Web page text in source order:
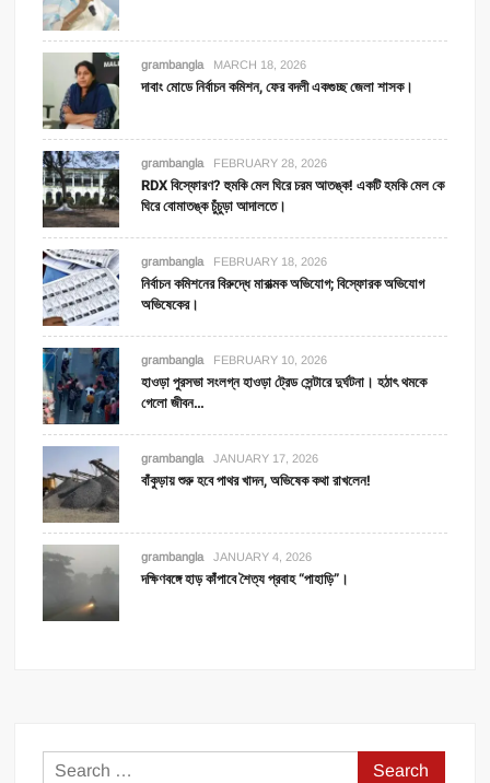
grambangla MARCH 18, 2026
দাবাং মোডে নির্বাচন কমিশন, ফের বদলী একগুচ্ছ জেলা শাসক।
grambangla FEBRUARY 28, 2026
RDX বিস্ফোরণ? হুমকি মেল ঘিরে চরম আতঙ্ক! একটি হমকি মেল কে
ঘিরে বোমাতঙ্ক চুঁচুড়া আদালতে।
grambangla FEBRUARY 18, 2026
নির্বাচন কমিশনের বিরুদ্ধে মারাত্মক অভিযোগ; বিস্ফোরক অভিযোগ
অভিষেকের।
grambangla FEBRUARY 10, 2026
হাওড়া পুরসভা সংলগ্ন হাওড়া ট্রেড সেন্টারে দুর্ঘটনা। হঠাৎ থমকে
গেলো জীবন…
grambangla JANUARY 17, 2026
বাঁকুড়ায় শুরু হবে পাথর খাদন, অভিষেক কথা রাখলেন!
grambangla JANUARY 4, 2026
দক্ষিণবঙ্গে হাড় কাঁপাবে শৈত্য প্রবাহ “পাহাড়ি”।
Search